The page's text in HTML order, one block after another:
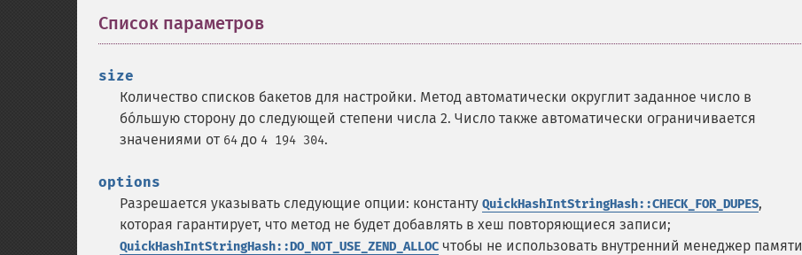
Список параметров
size
Количество списков бакетов для настройки. Метод автоматически округлит заданное число в
бо́льшую сторону до следующей степени числа 2. Число также автоматически ограничивается
значениями от 64 до 4 194 304.
options
Разрешается указывать следующие опции: константу QuickHashIntStringHash::CHECK_FOR_DUPES,
которая гарантирует, что метод не будет добавлять в хеш повторяющиеся записи;
QuickHashIntStringHash::DO_NOT_USE_ZEND_ALLOC чтобы не использовать внутренний менеджер памяти